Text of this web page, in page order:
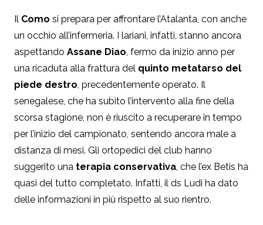
Il Como si prepara per affrontare l’Atalanta, con anche
un occhio all’infermeria. I lariani, infatti, stanno ancora
aspettando Assane Diao, fermo da inizio anno per
una ricaduta alla frattura del quinto metatarso del
piede destro, precedentemente operato. Il
senegalese, che ha subito l’intervento alla fine della
scorsa stagione, non è riuscito a recuperare in tempo
per l’inizio del campionato, sentendo ancora male a
distanza di mesi. Gli ortopedici del club hanno
suggerito una terapia conservativa, che l’ex Betis ha
quasi del tutto completato. Infatti, il ds Ludi ha dato
delle informazioni in più rispetto al suo rientro.